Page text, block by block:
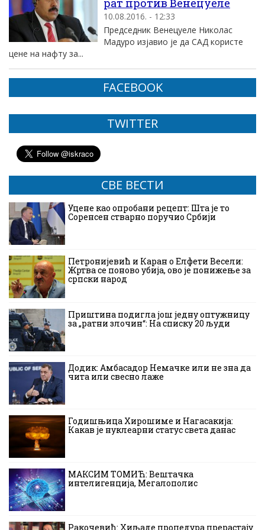
рат против Венецуеле
10.08.2016. - 12:33
Председник Венецуеле Николас
Мадуро изјавио је да САД користе
цене на нафту за...
FACEBOOK
TWITTER
СВЕ ВЕСТИ
Уцене као опробани рецепт: Шта је то
Соренсен стварно поручио Србији
Петронијевић и Каран о Елфети Весели:
Жртва се поново убија, ово је понижење за
српски народ
Приштина подигла још једну оптужницу
за „ратни злочин“: На списку 20 људи
Додик: Амбасадор Немачке или не зна да
чита или свесно лаже
Годишњица Хирошиме и Нагасакија:
Какав је нуклеарни статус света данас
МАКСИМ ТОМИЋ: Вештачка
интелигенција, Мегалополис
Ракочевић: Хиљаде процедура прерастају